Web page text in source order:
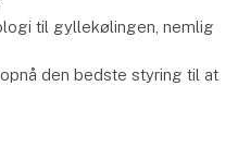
til gyllekølingen, nemlig
den bedste styring til at